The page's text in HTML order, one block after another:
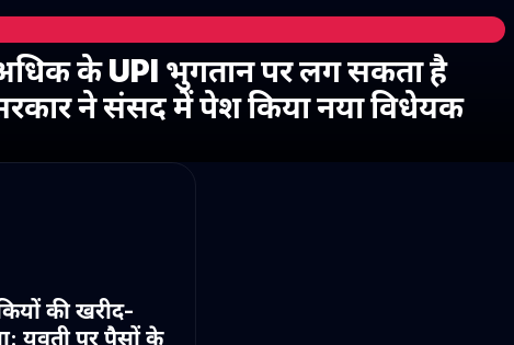
के UPI भुगतान पर लग सकता है
ने संसद में पेश किया नया विधेयक
की खरीद-
युवती पर पैसों के